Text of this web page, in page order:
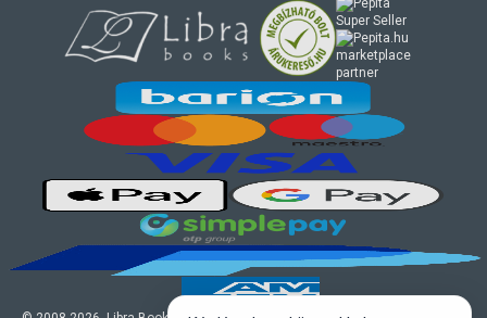
marketplace
partner